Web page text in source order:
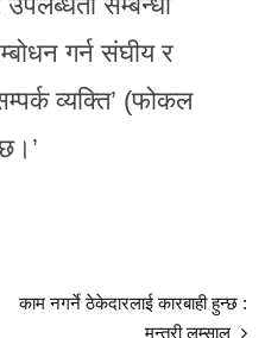
गर्न संघीय र
व्यक्ति’ (फोकल
काम नगर्ने ठेकेदारलाई कारबाही हुन्छ :
मन्त्री लम्साल